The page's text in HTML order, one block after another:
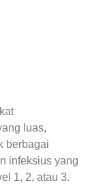
luas,
berbagai
infeksius yang
1, 2, atau 3.